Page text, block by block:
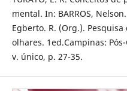
mental. In: BARROS, Nelson.
Egberto. R. (Org.).
olhares. 1ed.Campinas:
v. único, p. 27-35.